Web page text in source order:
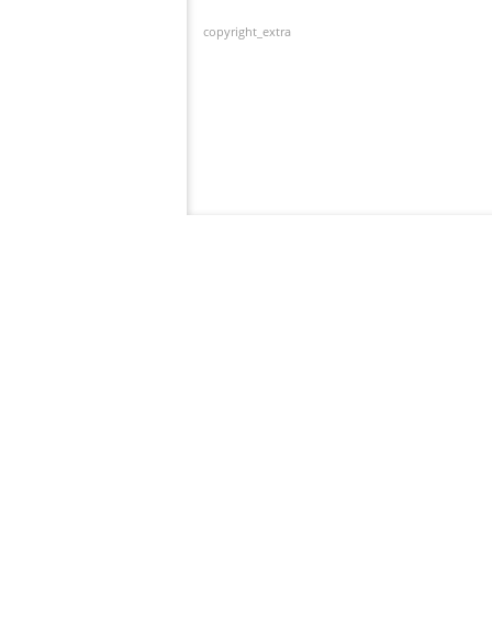
copyright_extra